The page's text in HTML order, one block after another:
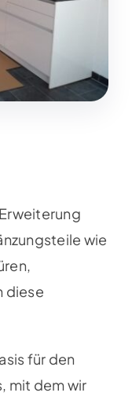
wie
diese
für den
mit dem wir